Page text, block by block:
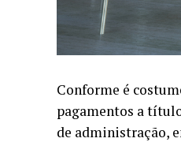
Conforme é
pagamentos a
de administração,